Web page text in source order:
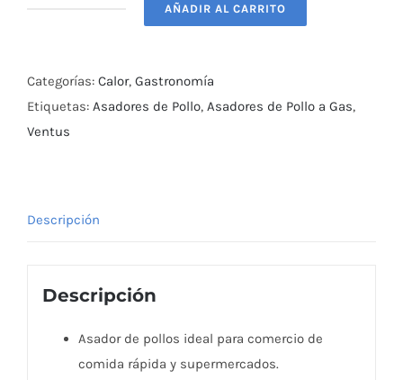
cantidad
AÑADIR AL CARRITO
Categorías: Calor, Gastronomía
Etiquetas: Asadores de Pollo, Asadores de Pollo a Gas,
Ventus
Descripción
Descripción
Asador de pollos ideal para comercio de
comida rápida y supermercados.